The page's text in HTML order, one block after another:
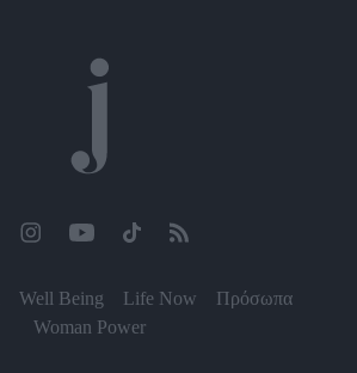
Well Being Life Now
Πρόσωπα
Woman Power